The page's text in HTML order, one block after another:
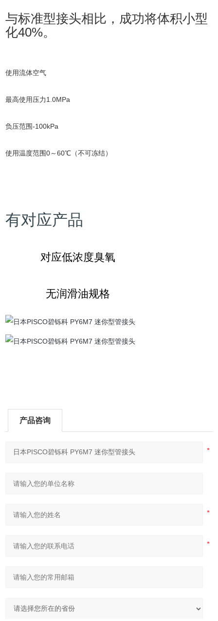
与标准型接头相比，成功将体积小型
化40%。
使用流体空气
最高使用压力1.0MPa
负压范围-100kPa
使用温度范围0～60℃（不可冻结）
有对应产品
对应低浓度臭氧
无润滑油规格
产品咨询